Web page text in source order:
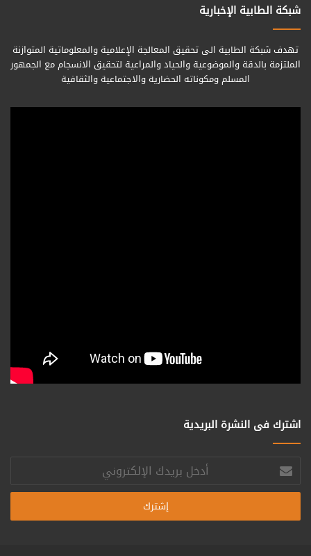
شبكة الطابية الإخبارية
تهدف شبكة الطابية الى تحقيق المعالجة الإعلامية والمعلوماتية المتوازنة
الملتزمة بالدقة والموضوعية والحياد والمراعية لتحقيق الانسجام مع الجمهور
المسلم ومكوناته الحضارية والاجتماعية والثقافية
اشترك فى النشرة البريدية
أدخل
بريدك
الإلكتروني